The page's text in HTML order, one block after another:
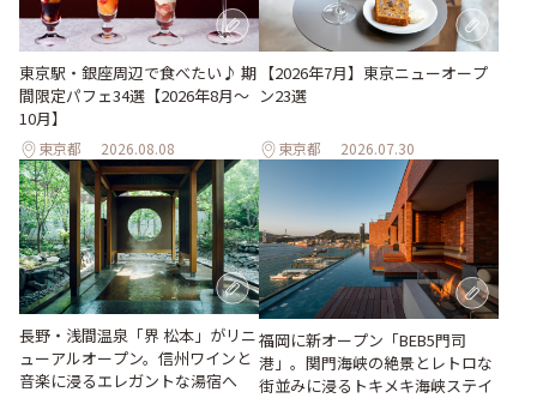
東京駅・銀座周辺で食べたい♪ 期
間限定パフェ34選【2026年8月～
10月】
東京都 2026.08.08
【2026年7月】東京ニューオープ
ン23選
東京都 2026.07.30
長野・浅間温泉「界 松本」がリニ
ューアルオープン。信州ワインと
音楽に浸るエレガントな湯宿へ
福岡に新オープン「BEB5門司
港」。関門海峡の絶景とレトロな
街並みに浸るトキメキ海峡ステイ